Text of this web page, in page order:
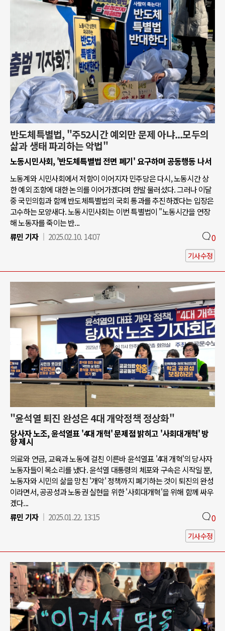
반도체특별법, "주52시간 예외만 문제 아냐...모두의
삶과 생태 파괴하는 악법"
노동시민사회, '반도체특별법 전면 폐기' 요구하며 공동행동 나서
노동계와 시민사회에서 저항이 이어지자 민주당은 다시, 노동시간 상
한 예외 조항에 대한 논의를 이어가겠다며 한발 물러섰다. 그러나 이달
중 국민의힘과 함께 반도체특별법의 국회 통과를 추진하겠다는 입장은
고수하는 모양새다. 노동시민사회는 이번 특별법이 "노동시간을 연장
해 노동자를 죽이는 반...
류민 기자
2025.02.10. 14:07 0
기사수정
"윤석열 퇴진 완성은 4대 개악정책 정상화"
당사자 노조, 윤석열표 '4대 개혁' 문제점 밝히고 '사회대개혁' 방
향 제시
의료와 연금, 교육과 노동에 걸친 이른바 윤석열표 '4대 개혁'의 당사자
노동자들이 목소리를 냈다. 윤석열 대통령의 체포와 구속은 시작일 뿐,
노동자와 시민의 삶을 망친 '개악' 정책까지 폐기하는 것이 퇴진의 완성
이라면서, 공공성과 노동권 실현을 위한 '사회대개혁'을 위해 함께 싸우
겠다...
류민 기자
2025.01.22. 13:15 0
기사수정